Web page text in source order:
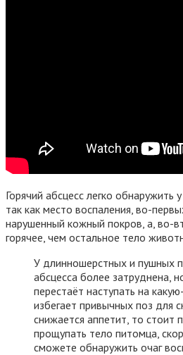
Горячий абсцесс легко обнаружить
так как место воспаления, во-
нарушенный кожный покров, а, во-
горячее, чем остальное тело
У длинношерстных и пушных
абсцесса более затруднена,
перестаёт наступать на
избегает привычных поз для
снижается аппетит, то стоит
прощупать тело питомца,
сможете обнаружить очаг